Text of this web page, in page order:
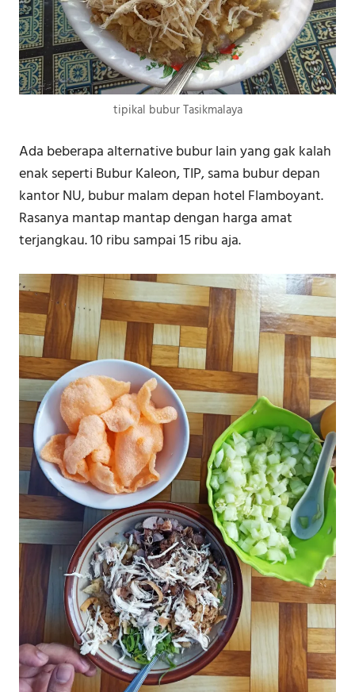
tipikal bubur Tasikmalaya
Ada beberapa alternative bubur lain yang gak kalah
enak seperti Bubur Kaleon, TIP, sama bubur depan
kantor NU, bubur malam depan hotel Flamboyant.
Rasanya mantap mantap dengan harga amat
terjangkau. 10 ribu sampai 15 ribu aja.